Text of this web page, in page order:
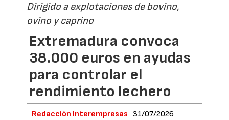
Dirigido a explotaciones de bovino,
ovino y caprino
Extremadura convoca
38.000 euros en ayudas
para controlar el
rendimiento lechero
Redacción Interempresas 31/07/2026